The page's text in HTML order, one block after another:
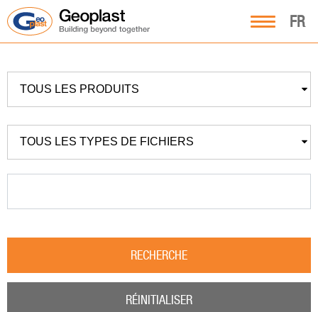
FR
TOUS LES PRODUITS
TOUS LES TYPES DE FICHIERS
RECHERCHE
RÉINITIALISER